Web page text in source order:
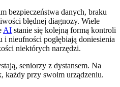
bezpieczeństwa danych, braku
błędnej diagnozy. Wiele
AI stanie się kolejną formą kontroli
nieufności pogłębiają doniesienia
niektórych narzędzi.